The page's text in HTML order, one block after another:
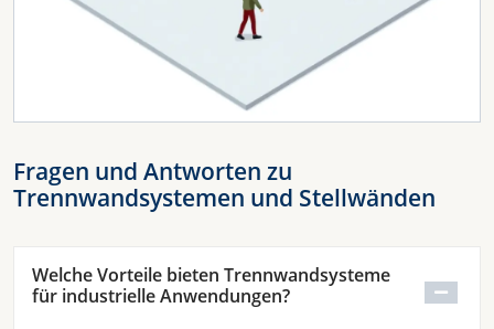
Fragen und Antworten zu
Trennwandsystemen und Stellwänden
Welche Vorteile bieten Trennwandsysteme
für industrielle Anwendungen?